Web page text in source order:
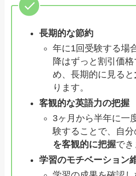
長期的な節約
年に1回受験する場
降はずっと割引価
め、長期的に見ると
ります。
客観的な英語力の把握
3ヶ月から半年に一
験することで、自
を客観的に把握でき
学習のモチベーション